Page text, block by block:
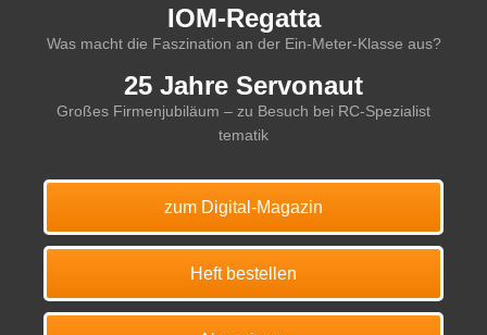
IOM-Regatta
Was macht die Faszination an der Ein-Meter-Klasse aus?
25 Jahre Servonaut
Großes Firmenjubiläum – zu Besuch bei RC-Spezialist
tematik
zum Digital-Magazin
Heft bestellen